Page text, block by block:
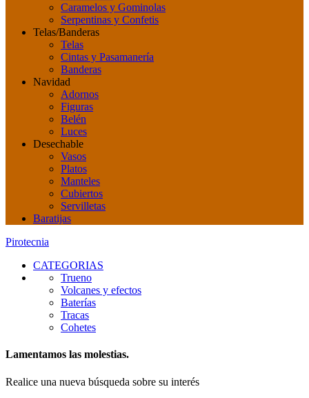
Caramelos y Gominolas
Serpentinas y Confetis
Telas/Banderas
Telas
Cintas y Pasamanería
Banderas
Navidad
Adornos
Figuras
Belén
Luces
Desechable
Vasos
Platos
Manteles
Cubiertos
Servilletas
Baratijas
Pirotecnia
CATEGORIAS
Trueno
Volcanes y efectos
Baterías
Tracas
Cohetes
Lamentamos las molestias.
Realice una nueva búsqueda sobre su interés